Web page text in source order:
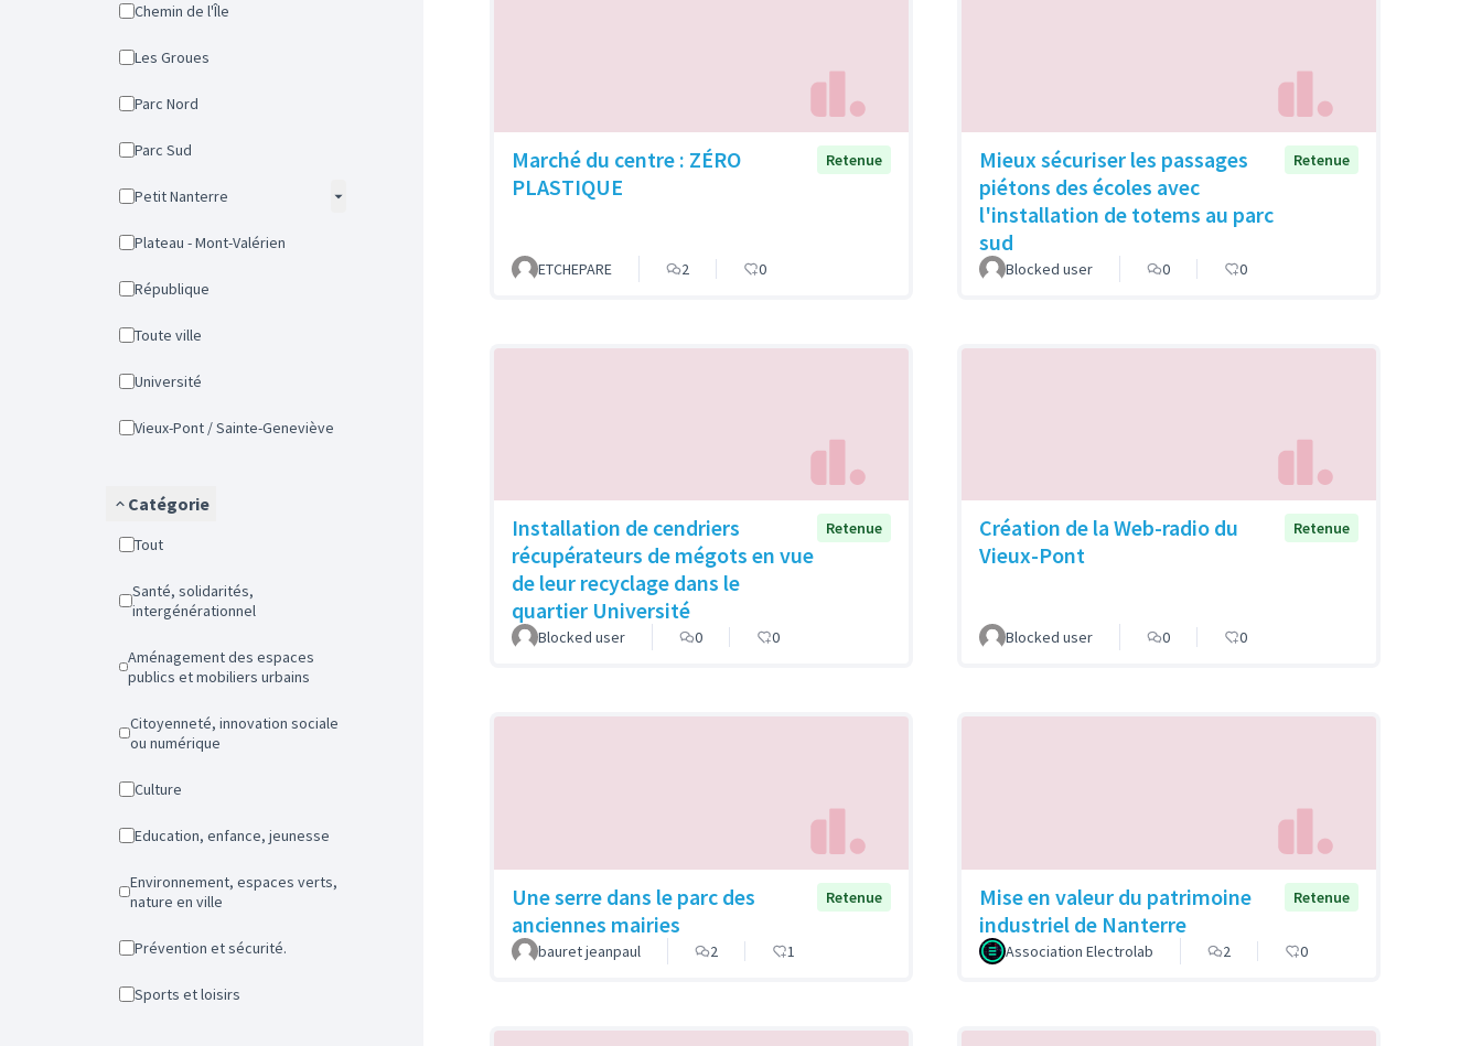
Chemin de l'Île
Les Groues
Parc Nord
Parc Sud
Petit Nanterre
Plateau - Mont-Valérien
République
Toute ville
Université
Vieux-Pont / Sainte-Geneviève
Catégorie
Tout
Santé, solidarités,
intergénérationnel
Aménagement des espaces
publics et mobiliers urbains
Citoyenneté, innovation sociale
ou numérique
Culture
Education, enfance, jeunesse
Environnement, espaces verts,
nature en ville
Prévention et sécurité.
Sports et loisirs
Marché du centre : ZÉRO
PLASTIQUE
Retenue
ETCHEPARE 2 0
Mieux sécuriser les passages
piétons des écoles avec
l'installation de totems au parc
sud
Retenue
Blocked user 0 0
Installation de cendriers
récupérateurs de mégots en vue
de leur recyclage dans le
quartier Université
Retenue
Blocked user 0 0
Création de la Web-radio du
Vieux-Pont
Retenue
Blocked user 0 0
Une serre dans le parc des
anciennes mairies
Retenue
bauret jeanpaul 2 1
Mise en valeur du patrimoine
industriel de Nanterre
Retenue
Association Electrolab 2 0